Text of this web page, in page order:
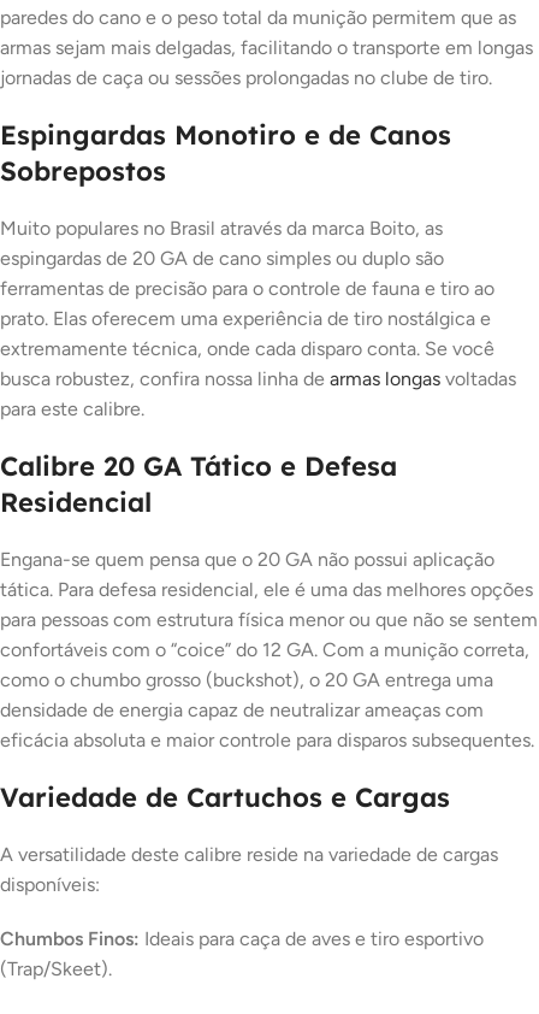
paredes do cano e o peso total da munição permitem que as
armas sejam mais delgadas, facilitando o transporte em longas
jornadas de caça ou sessões prolongadas no clube de tiro.
Espingardas Monotiro e de Canos
Sobrepostos
Muito populares no Brasil através da marca Boito, as
espingardas de 20 GA de cano simples ou duplo são
ferramentas de precisão para o controle de fauna e tiro ao
prato. Elas oferecem uma experiência de tiro nostálgica e
extremamente técnica, onde cada disparo conta. Se você
busca robustez, confira nossa linha de armas longas voltadas
para este calibre.
Calibre 20 GA Tático e Defesa
Residencial
Engana-se quem pensa que o 20 GA não possui aplicação
tática. Para defesa residencial, ele é uma das melhores opções
para pessoas com estrutura física menor ou que não se sentem
confortáveis com o “coice” do 12 GA. Com a munição correta,
como o chumbo grosso (buckshot), o 20 GA entrega uma
densidade de energia capaz de neutralizar ameaças com
eficácia absoluta e maior controle para disparos subsequentes.
Variedade de Cartuchos e Cargas
A versatilidade deste calibre reside na variedade de cargas
disponíveis:
Chumbos Finos: Ideais para caça de aves e tiro esportivo
(Trap/Skeet).